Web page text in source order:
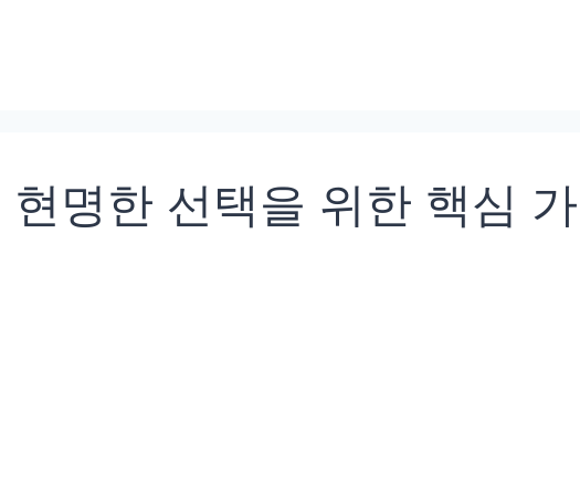
명한 선택을 위한 핵심